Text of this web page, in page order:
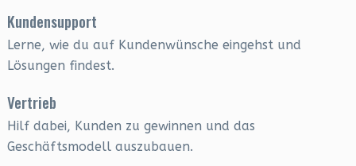
Kundensupport
Lerne, wie du auf Kundenwünsche eingehst und
Lösungen findest.
Vertrieb
Hilf dabei, Kunden zu gewinnen und das
Geschäftsmodell auszubauen.